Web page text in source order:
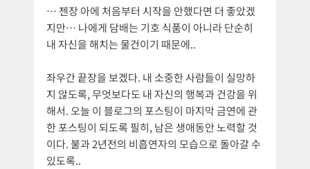
… 젠장 아에 처음부터 시작을 안했다면 더 좋았겠
지만… 나에게 담배는 기호 식품이 아니라 단순히
내 자신을 해치는 물건이기 때문에..
좌우간 끝장을 보겠다. 내 소중한 사람들이 실망하
지 않도록, 무엇보다도 내 자신의 행복과 건강을 위
해서. 오늘 이 블로그의 포스팅이 마지막 금연에 관
한 포스팅이 되도록 필히, 남은 생애동안 노력할 것
이다. 불과 2년전의 비흡연자의 모습으로 돌아갈 수
있도록..